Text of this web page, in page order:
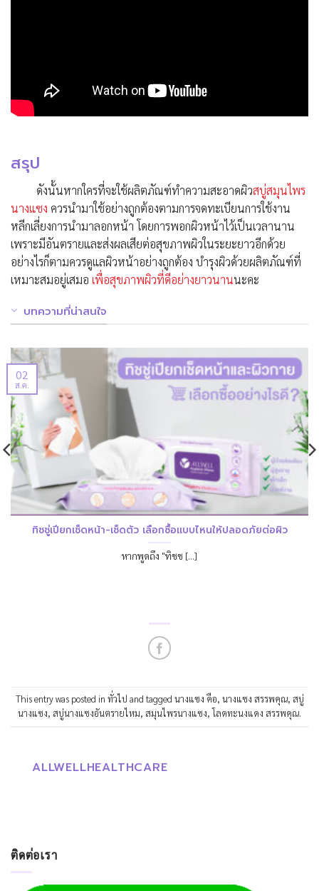
สรุป
ดังนั้นหากใครที่จะใช้ผลิตภัณฑ์ทำความสะอาดผิวสบู่สมุนไพร
นางแซง ควรนำมาใช้อย่างถูกต้องตามการจดทะเบียนการใช้งาน
หลีกเลี่ยงการนำมาลอกหน้า โดยการพอกผิวหน้าไว้เป็นเวลานาน
เพราะมีอันตรายและส่งผลเสียต่อสุขภาพผิวในระยะยาวอีกด้วย
อย่างไรก็ตามควรดูแลผิวหน้าอย่างถูกต้อง บำรุงผิวด้วยผลิตภัณฑ์ที่
เหมาะสมอยู่เสมอ เพื่อสุขภาพผิวที่ดีอย่างยาวนานนะคะ
บทความที่น่าสนใจ
ทิชชู่เปียกเช็ดหน้า-เช็ดตัว เลือกซื้อแบบไหนให้ปลอดภัยต่อผิว
หากพูดถึง "ทิชช [...]
02
ส.ค.
This entry was posted in ทั่วไป and tagged นางแซง คือ, นางแซง สรรพคุณ, สบู่
นางแซง, สบู่นางแซงอันตรายไหม, สมุนไพรนางแซง,โลดทะนงแดง สรรพคุณ.
ALLWELLHEALTHCARE
ติดต่อเรา